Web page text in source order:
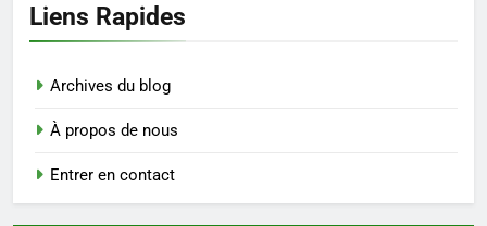
Liens Rapides
Archives du blog
À propos de nous
Entrer en contact